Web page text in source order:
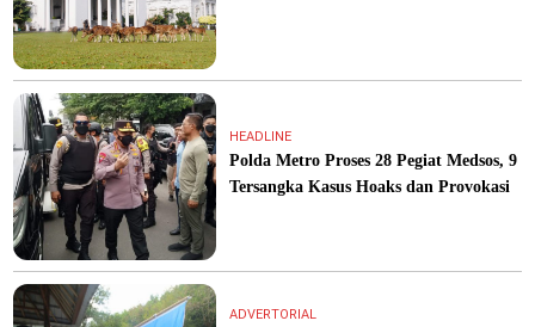
HEADLINE
Polda Metro Proses 28 Pegiat Medsos, 9
Tersangka Kasus Hoaks dan Provokasi
ADVERTORIAL